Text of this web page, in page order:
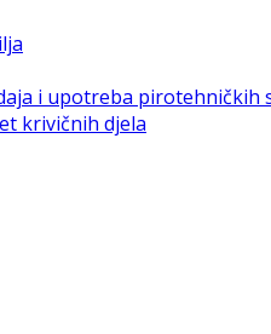
i upotreba pirotehničkih
krivičnih djela